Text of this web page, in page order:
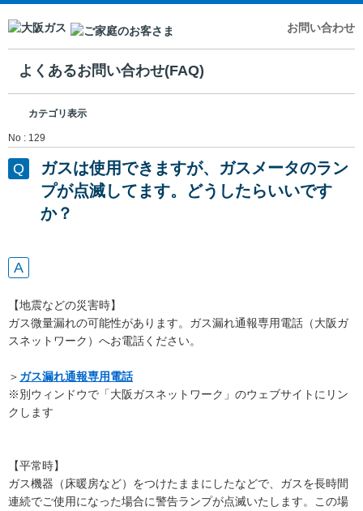
お問い合わせ
よくあるお問い合わせ(FAQ)
カテゴリ表示
No : 129
ガスは使用できますが、ガスメータのラン
プが点滅してます。どうしたらいいです
か？
【地震などの災害時】
ガス微量漏れの可能性があります。ガス漏れ通報専用電話（大阪ガ
スネットワーク）へお電話ください。
＞ ガス漏れ通報専用電話
※別ウィンドウで「大阪ガスネットワーク」のウェブサイトにリン
クします
【平常時】
ガス機器（床暖房など）をつけたままにしたなどで、ガスを長時間
連続でご使用になった場合に警告ランプが点滅いたします。この場